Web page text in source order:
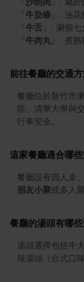
牛肋條
牛舌
牛肉丸 : 煮熟
前往餐廳的交通方
餐廳位於新竹市
區、清華大學與
行車安全。
這家餐廳適合哪
餐廳設有四人桌
朋友小聚或多人聚
餐廳的湯頭有哪些
湯頭選擇包括牛
辣湯頭（台式口